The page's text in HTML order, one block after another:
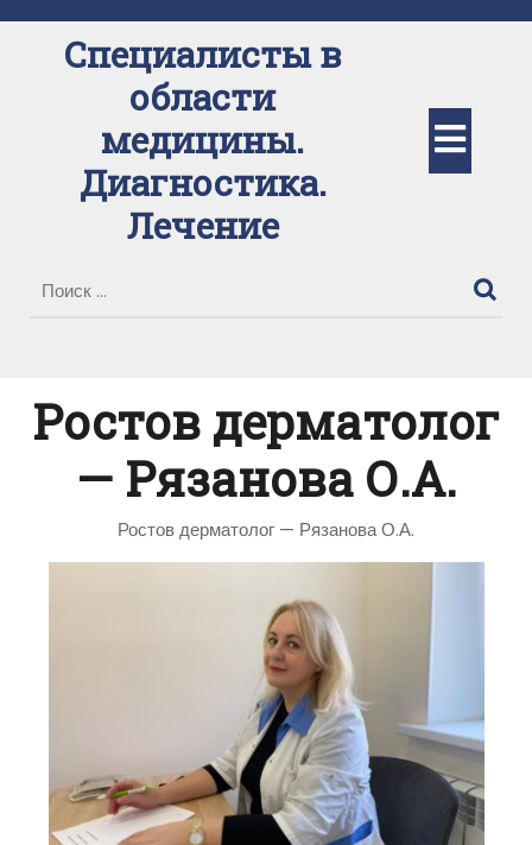
содержимомуСпециалисты в
области
медицины.
Диагностика.
Лечение
Ростов дерматолог
— Рязанова О.А.
Ростов дерматолог — Рязанова О.А.